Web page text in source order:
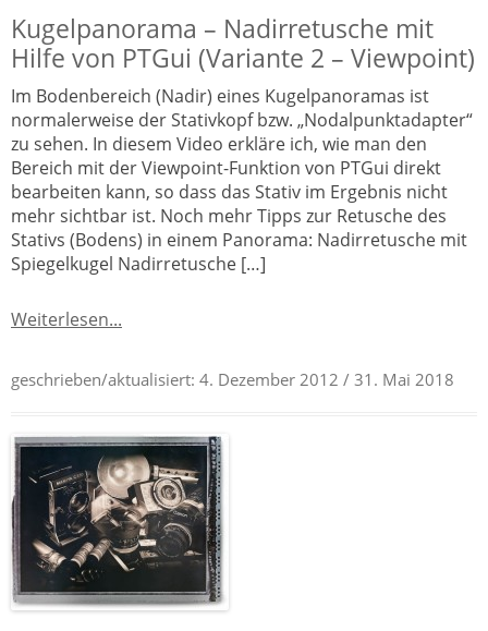
Kugelpanorama – Nadirretusche mit
Hilfe von PTGui (Variante 2 – Viewpoint)
Im Bodenbereich (Nadir) eines Kugelpanoramas ist
normalerweise der Stativkopf bzw. „Nodalpunktadapter“
zu sehen. In diesem Video erkläre ich, wie man den
Bereich mit der Viewpoint-Funktion von PTGui direkt
bearbeiten kann, so dass das Stativ im Ergebnis nicht
mehr sichtbar ist. Noch mehr Tipps zur Retusche des
Stativs (Bodens) in einem Panorama: Nadirretusche mit
Spiegelkugel Nadirretusche […]
Weiterlesen...
geschrieben/aktualisiert: 4. Dezember 2012 / 31. Mai 2018